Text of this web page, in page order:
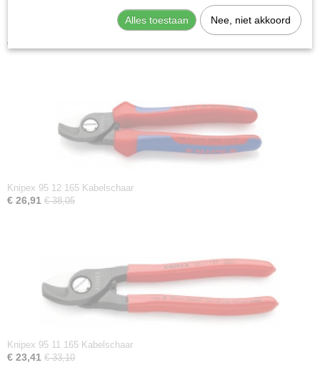
Knipex 95 05 155 SB Schaar voor elektriciens
€ 16,55
Knipex 95 12 165 Kabelschaar
€ 26,91 € 38,05
Knipex 95 11 165 Kabelschaar
€ 23,41 € 33,10
Alles toestaan Nee, niet akkoord